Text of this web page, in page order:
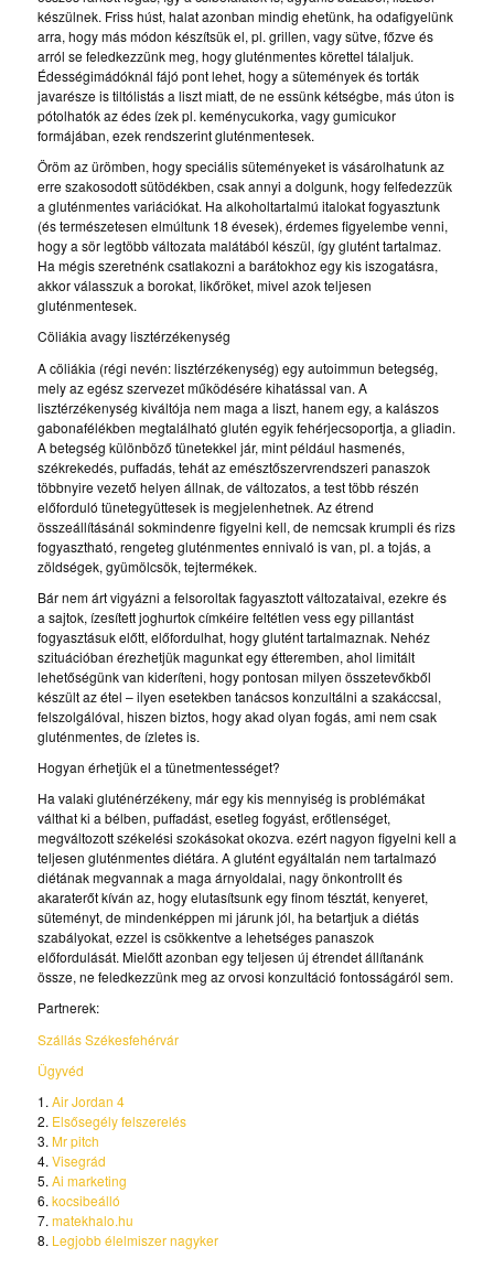
készülnek. Friss húst, halat azonban mindig ehetünk, ha odafigyelünk
arra, hogy más módon készítsük el, pl. grillen, vagy sütve, főzve és
arról se feledkezzünk meg, hogy gluténmentes körettel tálaljuk.
Édességimádóknál fájó pont lehet, hogy a sütemények és torták
javarésze is tiltólistás a liszt miatt, de ne essünk kétségbe, más úton is
pótolhatók az édes ízek pl. keménycukorka, vagy gumicukor
formájában, ezek rendszerint gluténmentesek.
Öröm az ürömben, hogy speciális süteményeket is vásárolhatunk az
erre szakosodott sütödékben, csak annyi a dolgunk, hogy felfedezzük
a gluténmentes variációkat. Ha alkoholtartalmú italokat fogyasztunk
(és természetesen elmúltunk 18 évesek), érdemes figyelembe venni,
hogy a sör legtöbb változata malátából készül, így glutént tartalmaz.
Ha mégis szeretnénk csatlakozni a barátokhoz egy kis iszogatásra,
akkor válasszuk a borokat, likőröket, mivel azok teljesen
gluténmentesek.
Cöliákia avagy lisztérzékenység
A cöliákia (régi nevén: lisztérzékenység) egy autoimmun betegség,
mely az egész szervezet működésére kihatással van. A
lisztérzékenység kiváltója nem maga a liszt, hanem egy, a kalászos
gabonafélékben megtalálható glutén egyik fehérjecsoportja, a gliadin.
A betegség különböző tünetekkel jár, mint például hasmenés,
székrekedés, puffadás, tehát az emésztőszervrendszeri panaszok
többnyire vezető helyen állnak, de változatos, a test több részén
előforduló tünetegyüttesek is megjelenhetnek. Az étrend
összeállításánál sokmindenre figyelni kell, de nemcsak krumpli és rizs
fogyasztható, rengeteg gluténmentes ennivaló is van, pl. a tojás, a
zöldségek, gyümölcsök, tejtermékek.
Bár nem árt vigyázni a felsoroltak fagyasztott változataival, ezekre és
a sajtok, ízesített joghurtok címkéire feltétlen vess egy pillantást
fogyasztásuk előtt, előfordulhat, hogy glutént tartalmaznak. Nehéz
szituációban érezhetjük magunkat egy étteremben, ahol limitált
lehetőségünk van kideríteni, hogy pontosan milyen összetevőkből
készült az étel – ilyen esetekben tanácsos konzultálni a szakáccsal,
felszolgálóval, hiszen biztos, hogy akad olyan fogás, ami nem csak
gluténmentes, de ízletes is.
Hogyan érhetjük el a tünetmentességet?
Ha valaki gluténérzékeny, már egy kis mennyiség is problémákat
válthat ki a bélben, puffadást, esetleg fogyást, erőtlenséget,
megváltozott székelési szokásokat okozva. ezért nagyon figyelni kell a
teljesen gluténmentes diétára. A glutént egyáltalán nem tartalmazó
diétának megvannak a maga árnyoldalai, nagy önkontrollt és
akaraterőt kíván az, hogy elutasítsunk egy finom tésztát, kenyeret,
süteményt, de mindenképpen mi járunk jól, ha betartjuk a diétás
szabályokat, ezzel is csökkentve a lehetséges panaszok
előfordulását. Mielőtt azonban egy teljesen új étrendet állítanánk
össze, ne feledkezzünk meg az orvosi konzultáció fontosságáról sem.
Partnerek:
Szállás Székesfehérvár
Ügyvéd
1. Air Jordan 4
2. Elsősegély felszerelés
3. Mr pitch
4. Visegrád
5. Ai marketing
6. kocsibeálló
7. matekhalo.hu
8. Legjobb élelmiszer nagyker